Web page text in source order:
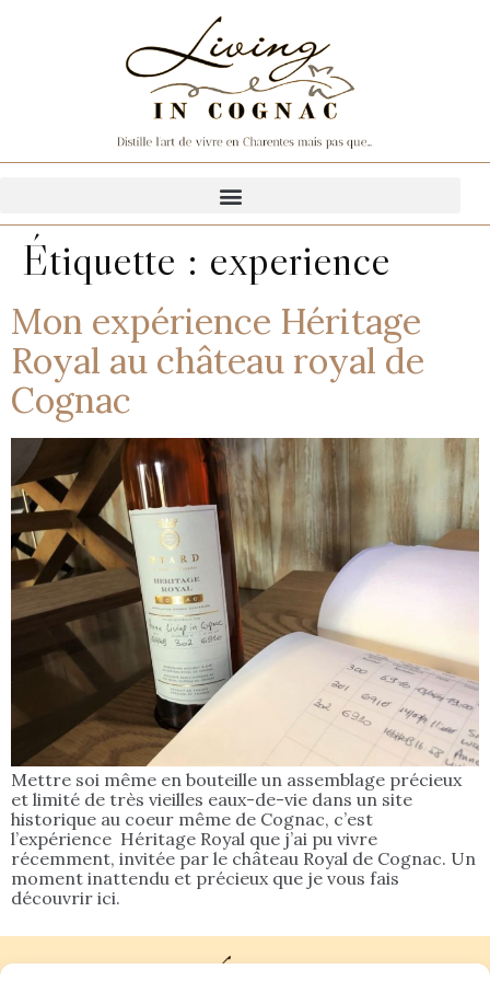
Étiquette : experience
Mon expérience Héritage
Royal au château royal de
Cognac
Mettre soi même en bouteille un assemblage précieux
et limité de très vieilles eaux-de-vie dans un site
historique au coeur même de Cognac, c’est
l’expérience Héritage Royal que j’ai pu vivre
récemment, invitée par le château Royal de Cognac. Un
moment inattendu et précieux que je vous fais
découvrir ici.